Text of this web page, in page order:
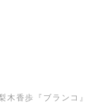
木香歩『ブランコ』